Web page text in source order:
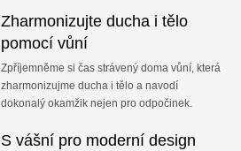
Zharmonizujte ducha i tělo
pomocí vůní
Zpříjemněme si čas strávený doma vůní, která
zharmonizujme ducha i tělo a navodí
dokonalý okamžik nejen pro odpočinek.
S vášní pro moderní design